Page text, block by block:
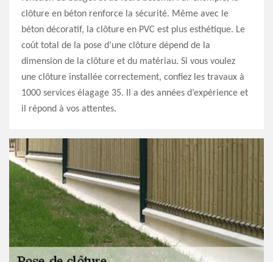
clôture en béton renforce la sécurité. Même avec le
béton décoratif, la clôture en PVC est plus esthétique. Le
coût total de la pose d’une clôture dépend de la
dimension de la clôture et du matériau. Si vous voulez
une clôture installée correctement, confiez les travaux à
1000 services élagage 35. Il a des années d’expérience et
il répond à vos attentes.